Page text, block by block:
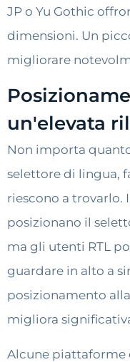
JP o Yu Gothic
dimensioni. Un
migliorare
un'elevata
Non importa
selettore di lingua,
riescono a trovarlo.
posizionano il
ma gli utenti RTL
guardare in alto a
posizionamento
migliora
Alcune piattaforme